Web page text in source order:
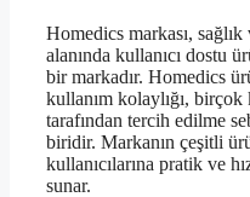
Homedics markası, sağlık
alanında kullanıcı dostu
bir markadır. Homedics
kullanım kolaylığı, birçok
tarafından tercih edilme
biridir. Markanın çeşitli
kullanıcılarına pratik ve
sunar.